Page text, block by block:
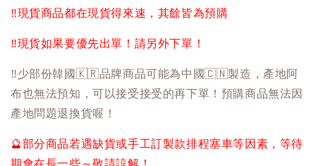
‼️現貨商品都在現貨得來速，其餘皆為預購
‼️現貨如果要優先出單！請另外下單！
‼️少部份韓國 🇰🇷品牌商品可能為中國🇨🇳製造，產地阿
布也無法預知，可以接受接受的再下單！預購商品無法因
產地問題退換貨喔！
🔮部分商品若遇缺貨或手工訂製款排程塞車等因素，等待
期會在長一些～敬請諒解！